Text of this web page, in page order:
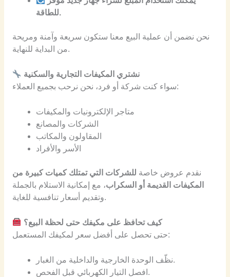
للطاقة.
نحن نضمن أن عملية البيع معنا ستكون سريعة وآمنة ومريحة
من البداية للنهاية.
نشتري المكيفات التجارية والسكنية
سواء كنت شركة أو فرد، نحن نرحب بجميع العملاء:
متاجر الإلكترونيات والمكيفات
الشركات والمصانع
المقاولون والمكاتب
الأسر والأفراد
نقدم عروض خاصة للشركات التي تمتلك كميات كبيرة من
المكيفات القديمة أو السكراب، مع إمكانية الاستلام بالجملة
وتقديم أسعار تنافسية للغاية.
كيف تحافظ على مكيفك حتى لحظة البيع؟
حتى تحصل على أفضل سعر لمكيفك المستعمل:
نظّف الوحدة الخارجية والداخلية من الغبار.
افصل التيار الكهربائي قبل الفحص.